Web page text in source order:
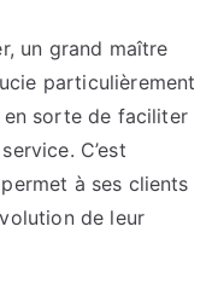
un grand maître
particulièrement
sorte de faciliter
C’est
à ses clients
de leur